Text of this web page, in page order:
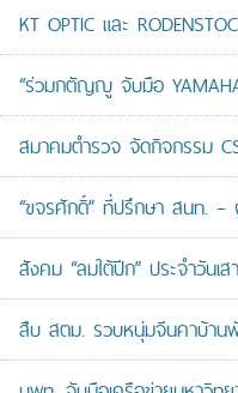
KT OPTIC และ
“ร่วมกตัญญู จับมือ
สมาคมตำรวจ จัดกิจกรรม
“ขจรศักดิ์” ที่ปรึกษา สนท. –
สังคม “ลมใต้ปีก” ประจำวัน
สืบ สตม. รวบหนุ่มจีนคาบ้าน